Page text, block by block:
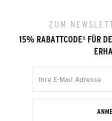
ZUM
15% RABATTCODE¹ FÜR